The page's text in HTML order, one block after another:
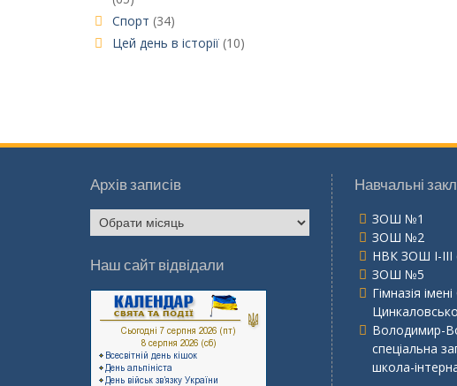
Спорт (34)
Цей день в історії (10)
Архів записів
Архів
записів
Наш сайт відвідали
Навчальні
ЗОШ №1
ЗОШ №2
НВК ЗОШ І-
ЗОШ №5
Гімназія
Володимир-
спеціальна
школа-